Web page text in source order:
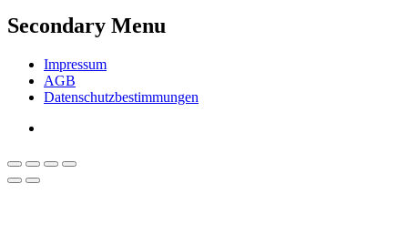
Secondary Menu
Impressum
AGB
Datenschutzbestimmungen